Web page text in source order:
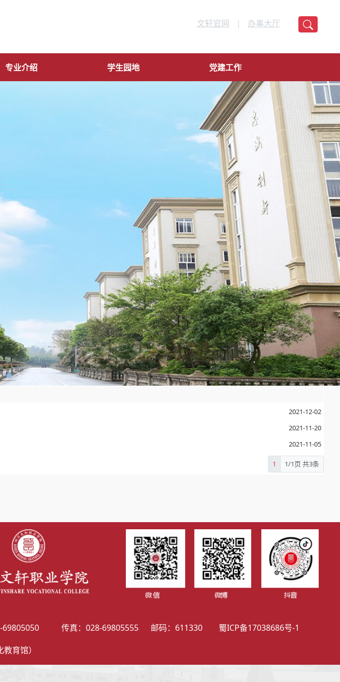
2021-12-02
2021-11-20
2021-11-05
1 1/1页 共3条
69805050 传真：028-69805555 邮码：611330 蜀ICP备17038686号-1
育馆）
专业介绍 学生园地 党建工作
文轩官网 | 办事大厅